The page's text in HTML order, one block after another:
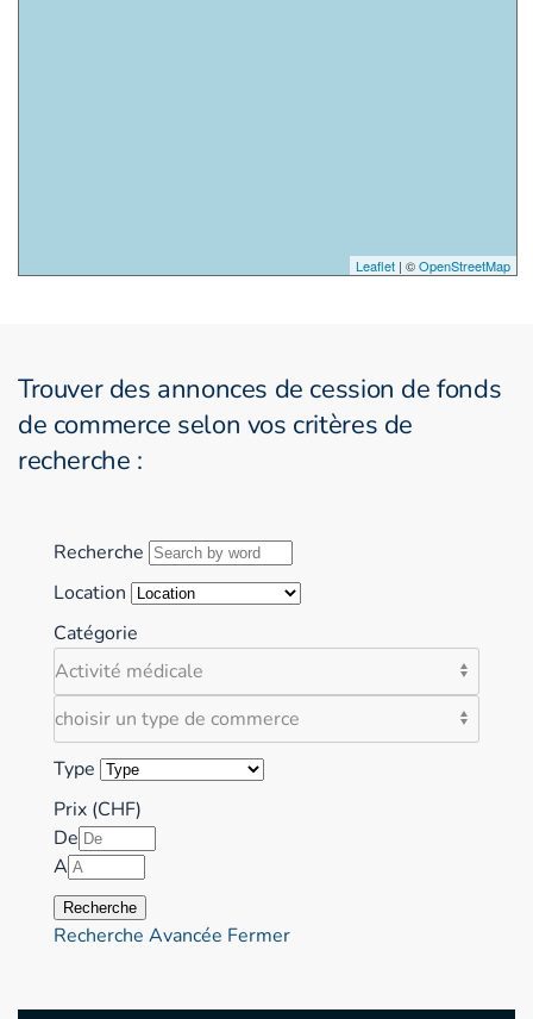
Leaflet | ©OpenStreetMap
Trouver des annonces de cession de fonds
de commerce selon vos critères de
recherche :
Recherche
Location
Catégorie
Type
Prix (CHF)
De
A
Recherche
Recherche Avancée Fermer